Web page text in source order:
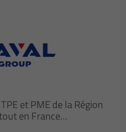
et PME de la Région
en France…